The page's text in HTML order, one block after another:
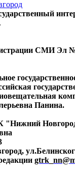
.
СМИ Эл
Панина.
"Нижний